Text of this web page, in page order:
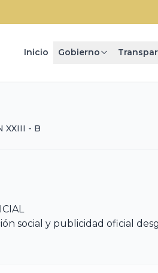
Inicio Gobierno
XXIII - B
social y publicidad oficial